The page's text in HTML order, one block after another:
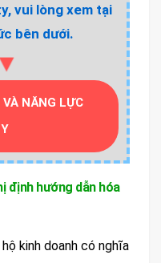
vui lòng xem tại
bên dưới.
NĂNG LỰC
định hướng dẫn hóa
kinh doanh có nghĩa